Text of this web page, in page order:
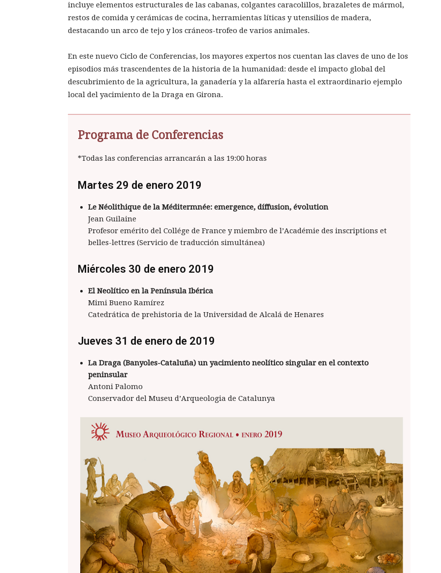
incluye elementos estructurales de las cabanas, colgantes caracolillos, brazaletes de mármol,
restos de comida y cerámicas de cocina, herramientas líticas y utensilios de madera,
destacando un arco de tejo y los cráneos-trofeo de varios animales.
En este nuevo Ciclo de Conferencias, los mayores expertos nos cuentan las claves de uno de los
episodios más trascendentes de la historia de la humanidad: desde el impacto global del
descubrimiento de la agricultura, la ganadería y la alfarería hasta el extraordinario ejemplo
local del yacimiento de la Draga en Girona.
Programa de Conferencias
*Todas las conferencias arrancarán a las 19:00 horas
Martes 29 de enero 2019
Le Néolithique de la Méditermnée: emergence, díffusion, évolution
Jean Guilaine
Profesor emérito del Collége de France y miembro de l’Académie des inscriptions et
belles-lettres (Servicio de traducción simultánea)
Miércoles 30 de enero 2019
El Neolítico en la Península Ibérica
Mimi Bueno Ramírez
Catedrática de prehistoria de la Universidad de Alcalá de Henares
Jueves 31 de enero de 2019
La Draga (Banyoles-Cataluña) un yacimiento neolítico singular en el contexto
peninsular
Antoni Palomo
Conservador del Museu d’Arqueologia de Catalunya